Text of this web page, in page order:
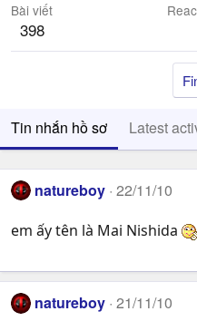
Bài viết
398
Tin nhắn hồ sơ Latest
natureboy 22/11/10
em ấy tên là Mai Nishida
natureboy 21/11/10